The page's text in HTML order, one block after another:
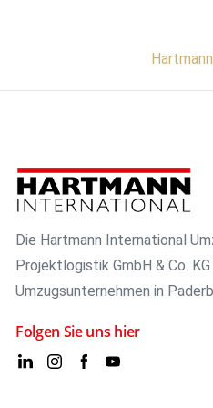
Die Hartmann International
Projektlogistik GmbH & Co.
Umzugsunternehmen in
Folgen Sie uns hier